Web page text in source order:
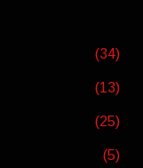
(34)
(13)
(25)
(5)